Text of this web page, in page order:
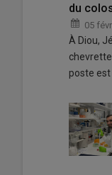
du
05
À Diou,
poste est